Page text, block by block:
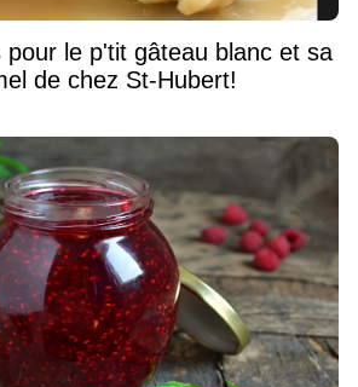
pour le p'tit gâteau blanc et sa
de chez St-Hubert!